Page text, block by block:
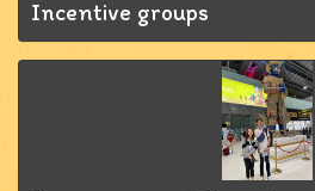
Incentive groups